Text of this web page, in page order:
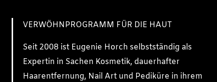
VERWÖHNPROGRAMM FÜR DIE HAUT
Seit 2008 ist Eugenie Horch selbstständig als
Expertin in Sachen Kosmetik, dauerhafter
Haarentfernung, Nail Art und Pediküre in ihrem